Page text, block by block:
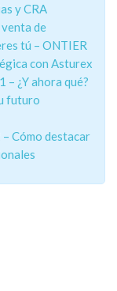
y CRA
de
tú – ONTIER
con Asturex
– ¿Y ahora qué?
futuro
Cómo destacar